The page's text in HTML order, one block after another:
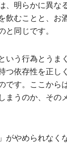
、明らかに異な
飲むことと、お
と同じです。
いう行為とうま
つ依存性を正し
です。ここから
まうのか、その
がやめられなく